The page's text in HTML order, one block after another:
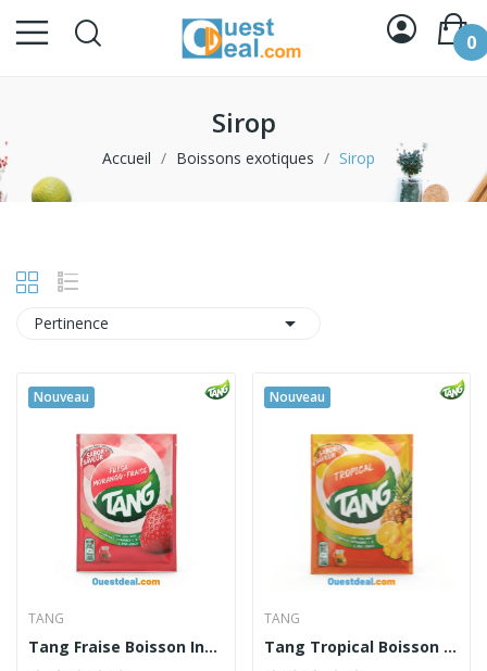
0
Sirop
Accueil Boissons exotiques Sirop
Pertinence 
Nouveau
TANG
Tang Fraise Boisson Instantanée en Poudre...
Nouveau
TANG
Tang Tropical Boisson en poudre goût Tropical 30 g